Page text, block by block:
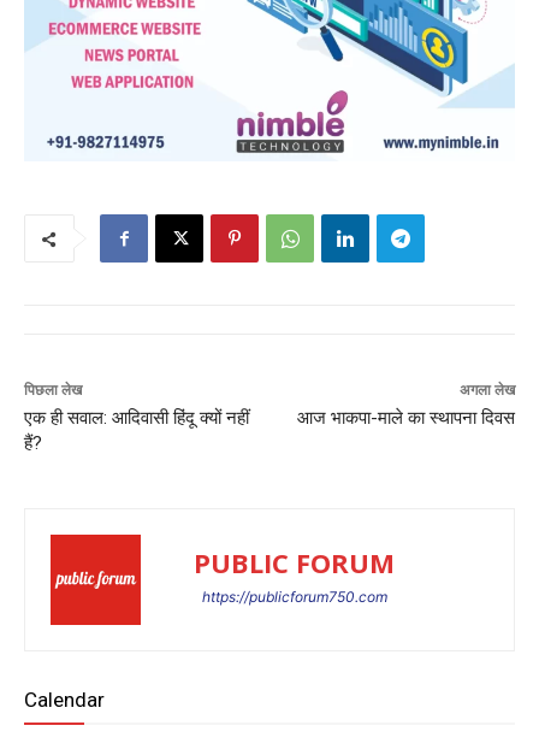
पिछला लेख
एक ही सवाल: आदिवासी हिंदू क्यों नहीं
हैं?
अगला लेख
आज भाकपा-माले का स्थापना दिवस
PUBLIC FORUM
https://publicforum750.com
Calendar